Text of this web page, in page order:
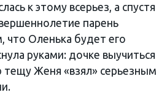
к этому всерьез, а спустя
парень
что Оленька будет его
руками: дочке выучиться
Женя «взял» серьезным